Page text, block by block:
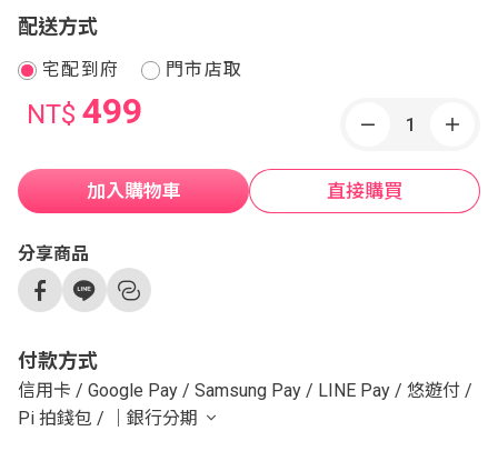
配送方式
宅配到府 門市店取
NT$ 499
加入購物車 直接購買
分享商品
付款方式
信用卡 / Google Pay / Samsung Pay / LINE Pay / 悠遊付 /
Pi 拍錢包 / ｜銀行分期